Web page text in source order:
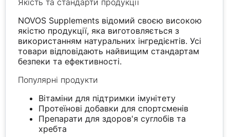
Якість та стандарти продукції
NOVOS Supplements відомий своєю високою
якістю продукції, яка виготовляється з
використанням натуральних інгредієнтів. Усі
товари відповідають найвищим стандартам
безпеки та ефективності.
Популярні продукти
Вітаміни для підтримки імунітету
Протеїнові добавки для спортсменів
Препарати для здоров'я суглобів та
хребта